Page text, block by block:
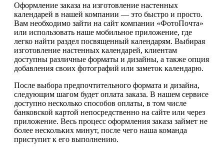
Оформление заказа на изготовление настенных
календарей в нашей компании — это быстро и просто.
Вам необходимо зайти на сайт компании «ФотоПочта»
или использовать наше мобильное приложение, где
легко найти раздел посвященный календарям. Выбирая
изготовление настенных календарей, клиентам
доступны различные форматы и дизайны, а также опция
добавления своих фотографий или заметок календарю.
После выбора предпочтительного формата и дизайна,
следующим шагом будет оплата заказа. В нашем сервисе
доступно несколько способов оплаты, в том числе
банковской картой непосредственно на сайте или через
приложение. Весь процесс оформления заказа займет не
более нескольких минут, после чего наша команда
приступит к его выполнению.